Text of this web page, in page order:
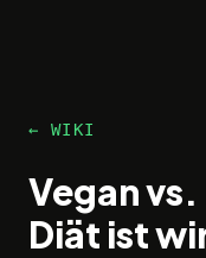
← WIKI
Vegan
Diät ist